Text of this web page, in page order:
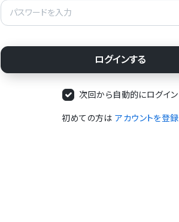
次回から自動的にログイン
初めての方はアカウントを登録